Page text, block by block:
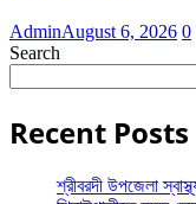
AdminAugust 6, 2026 0
Search
Recent Posts
শ্রীবরদী উপজেলা